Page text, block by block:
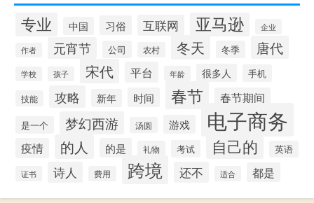
专业 中国 习俗 互联网 亚马逊 企业
作者 元宵节 公司 农村 冬天 冬季 唐代
学校 孩子 宋代 平台 年龄 很多人 手机
技能 攻略 新年 时间 春节 春节期间
是一个 梦幻西游 汤圆 游戏 电子商务
疫情 的人 的是 礼物 考试 自己的 英语
证书 诗人 费用 跨境 还不 适合 都是